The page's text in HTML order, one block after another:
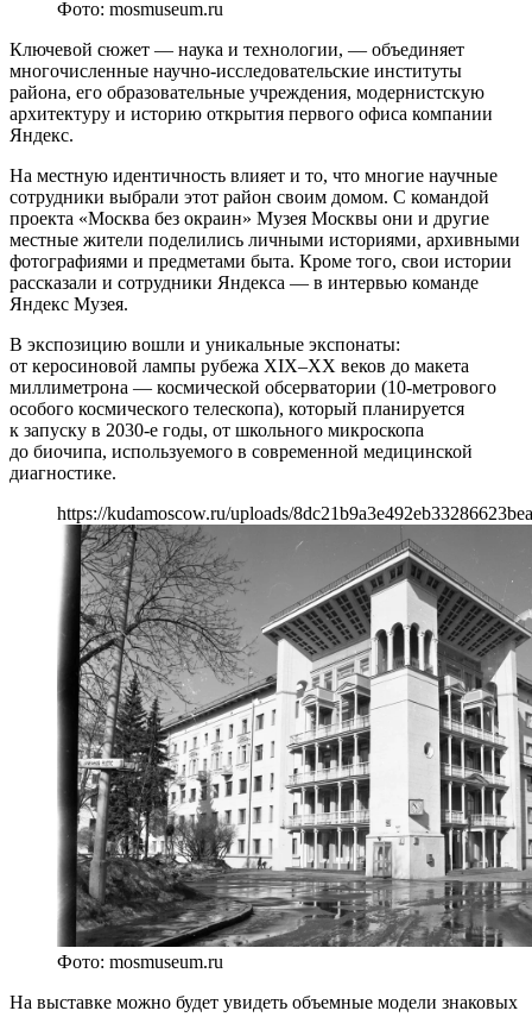
Фото: mosmuseum.ru
Ключевой сюжет — наука и технологии, — объединяет
многочисленные научно-исследовательские институты
района, его образовательные учреждения, модернистскую
архитектуру и историю открытия первого офиса компании
Яндекс.
На местную идентичность влияет и то, что многие научные
сотрудники выбрали этот район своим домом. С командой
проекта «Москва без окраин» Музея Москвы они и другие
местные жители поделились личными историями, архивными
фотографиями и предметами быта. Кроме того, свои истории
рассказали и сотрудники Яндекса — в интервью команде
Яндекс Музея.
В экспозицию вошли и уникальные экспонаты:
от керосиновой лампы рубежа XIX–XX веков до макета
миллиметрона — космической обсерватории (10-метрового
особого космического телескопа), который планируется
к запуску в 2030-е годы, от школьного микроскопа
до биочипа, используемого в современной медицинской
диагностике.
https://kudamoscow.ru/uploads/
Фото: mosmuseum.ru
На выставке можно будет увидеть объемные модели знаковых